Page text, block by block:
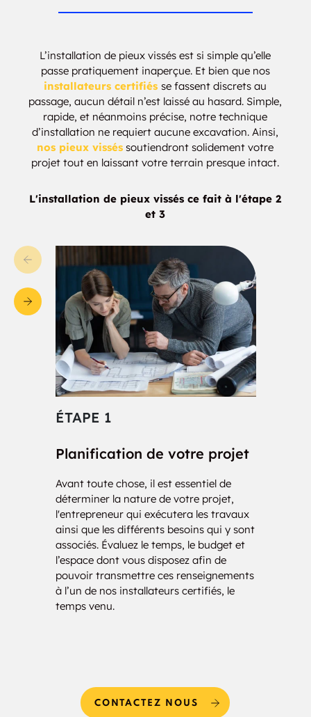
L’installation de pieux vissés est si simple qu’elle
passe pratiquement inaperçue. Et bien que nos
installateurs certifiésse fassent discrets au
passage, aucun détail n’est laissé au hasard. Simple,
rapide, et néanmoins précise, notre technique
d’installation ne requiert aucune excavation. Ainsi,
nos pieux vissés soutiendront solidement votre
projet tout en laissant votre terrain presque intact.
L'installation de pieux vissés ce fait à l'étape 2
et 3
ÉTAPE 1
Planification de votre projet
Avant toute chose, il est essentiel de
déterminer la nature de votre projet,
l'entrepreneur qui exécutera les travaux
ainsi que les différents besoins qui y sont
associés. Évaluez le temps, le budget et
l’espace dont vous disposez afin de
pouvoir transmettre ces renseignements
à l’un de nos installateurs certifiés, le
temps venu.
CONTACTEZ NOUS